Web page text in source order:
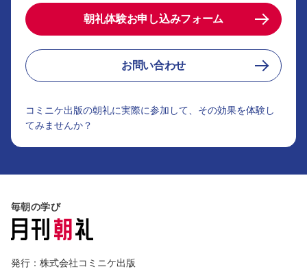
朝礼体験お申し込みフォーム
お問い合わせ
コミニケ出版の朝礼に実際に参加して、その効果を体験し
てみませんか？
毎朝の学び
発行：株式会社コミニケ出版